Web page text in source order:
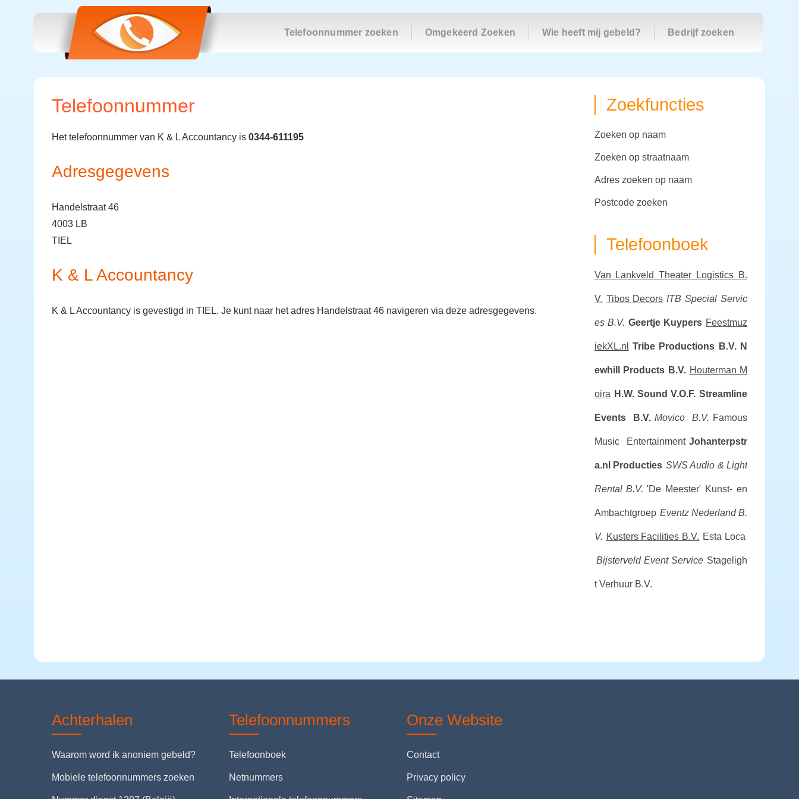
Telefoonnummer zoeken Omgekeerd Zoeken Wie heeft mij gebeld? Bedrijf zoeken
Telefoonnummer
Het telefoonnummer van K & L Accountancy is 0344-611195
Adresgegevens
Handelstraat 46
4003 LB
TIEL
K & L Accountancy
K & L Accountancy is gevestigd in TIEL. Je kunt naar het adres Handelstraat 46 navigeren via deze adresgegevens.
Zoekfuncties
zoeken op naam
zoeken op straatnaam
adres zoeken op naam
postcode zoeken
Telefoonboek
Van Lankveld Theater Logistics B.
V. Tibos Decors ITB Special Servic
es B.V. Geertje Kuypers Feestmuz
iekXL.nl Tribe Productions B.V. N
ewhill Products B.V. Houterman M
oira H.W. Sound V.O.F. Streamline
Events B.V. Movico B.V. Famous
Music Entertainment Johanterpstr
a.nl Producties SWS Audio & Light
Rental B.V. 'De Meester' Kunst- en
Ambachtgroep Eventz Nederland B.
V. Kusters Facilities B.V. Esta Loca
Bijsterveld Event Service Stageligh
t Verhuur B.V.
Achterhalen
Waarom word ik anoniem gebeld?
Mobiele telefoonnummers zoeken
Telefoonnummers
Telefoonboek
Netnummers
Onze Website
Contact
Privacy policy